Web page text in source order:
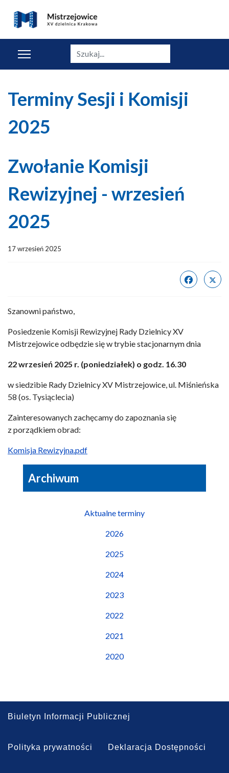
Szukaj
Terminy Sesji i Komisji
2025
Zwołanie Komisji
Rewizyjnej - wrzesień
2025
17 wrzesień 2025
Szanowni państwo,
Posiedzenie Komisji Rewizyjnej Rady Dzielnicy XV
Mistrzejowice odbędzie się w trybie stacjonarnym dnia
22 wrzesień 2025 r. (poniedziałek) o godz. 16.30
w siedzibie Rady Dzielnicy XV Mistrzejowice, ul. Miśnieńska
58 (os. Tysiąclecia)
Zainteresowanych zachęcamy do zapoznania się
z porządkiem obrad:
Komisja Rewizyjna.pdf
Archiwum
Aktualne terminy
2026
2025
2024
2023
2022
2021
2020
Biuletyn Informacji Publicznej
Polityka prywatności Deklaracja Dostępności